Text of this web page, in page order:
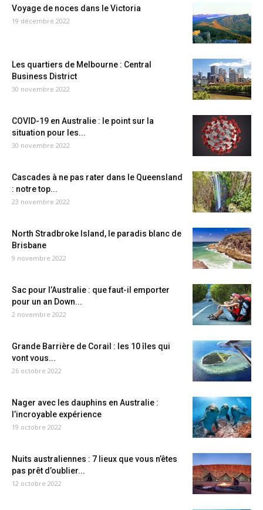
Voyage de noces dans le Victoria
19 décembre 2022
Les quartiers de Melbourne : Central
Business District
30 novembre 2022
COVID-19 en Australie : le point sur la
situation pour les...
30 novembre 2022
Cascades à ne pas rater dans le Queensland
: notre top...
23 novembre 2022
North Stradbroke Island, le paradis blanc de
Brisbane
9 novembre 2022
Sac pour l’Australie : que faut-il emporter
pour un an Down...
2 novembre 2022
Grande Barrière de Corail : les 10 îles qui
vont vous...
26 octobre 2022
Nager avec les dauphins en Australie :
l’incroyable expérience
19 octobre 2022
Nuits australiennes : 7 lieux que vous n’êtes
pas prêt d’oublier...
12 octobre 2022